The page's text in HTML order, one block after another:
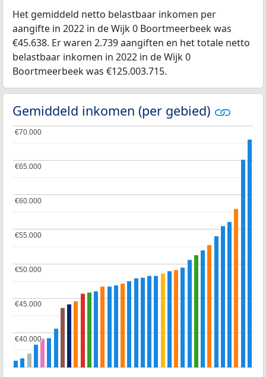
Het gemiddeld netto belastbaar inkomen per
aangifte in 2022 in de Wijk 0 Boortmeerbeek was
€45.638. Er waren 2.739 aangiften en het totale netto
belastbaar inkomen in 2022 in de Wijk 0
Boortmeerbeek was €125.003.715.
Gemiddeld inkomen (per gebied)
€40.000
€40.000
€45.000
€45.000
€50.000
€50.000
€55.000
€55.000
€60.000
€60.000
€65.000
€65.000
€70.000
€70.000